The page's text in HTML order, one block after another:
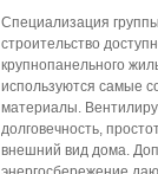
Специализация
строительство
крупнопанельного
используются самые
материалы.
долговечность,
внешний вид дома.